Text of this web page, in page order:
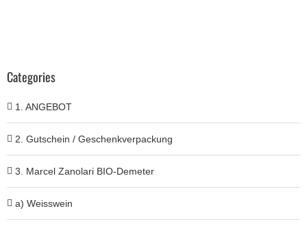
Categories
1. ANGEBOT
2. Gutschein / Geschenkverpackung
3. Marcel Zanolari BIO-Demeter
a) Weisswein